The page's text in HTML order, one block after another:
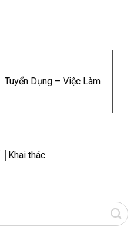
Tuyển Dụng – Việc Làm
Khai thác